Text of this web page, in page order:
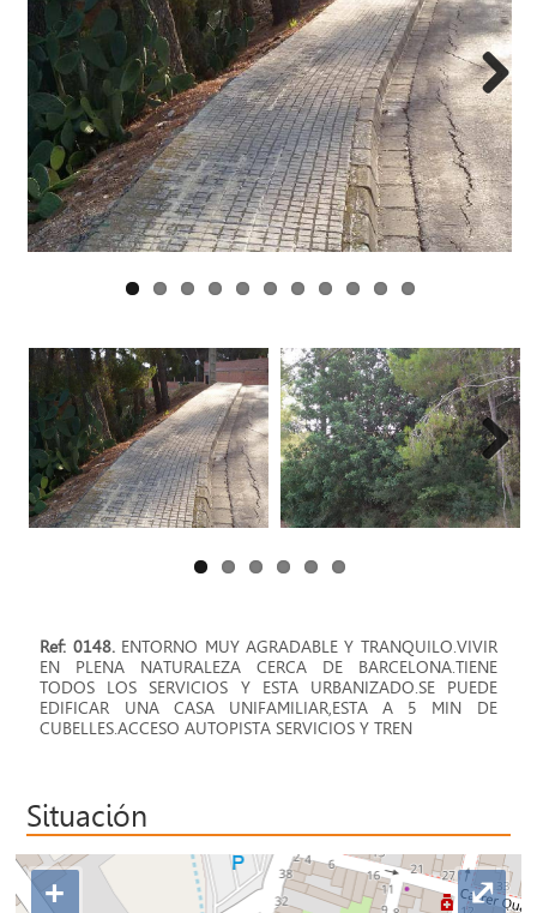
Next
Next
Ref: 0148.ENTORNO MUY AGRADABLE Y TRANQUILO.VIVIR
EN PLENA NATURALEZA CERCA DE BARCELONA.TIENE
TODOS LOS SERVICIOS Y ESTA URBANIZADO.SE PUEDE
EDIFICAR UNA CASA UNIFAMILIAR,ESTA A 5 MIN DE
CUBELLES.ACCESO AUTOPISTA SERVICIOS Y TREN
Situación
+
⤢